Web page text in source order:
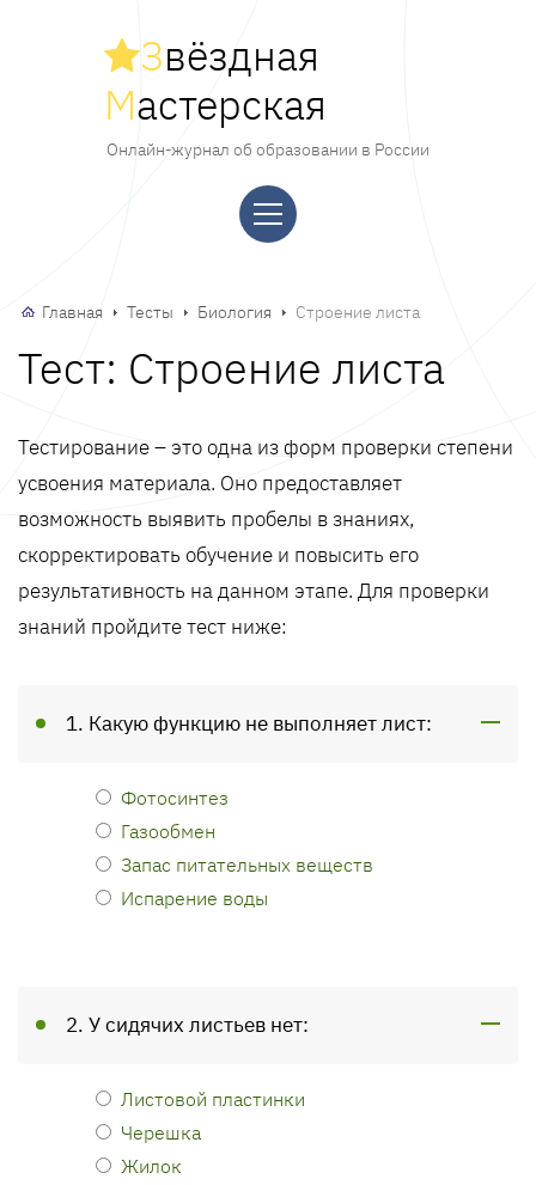
Звёздная
Мастерская
Онлайн-журнал об образовании в России
Главная Тесты Биология Строение листа
Тест: Строение листа
Тестирование – это одна из форм проверки степени
усвоения материала. Оно предоставляет
возможность выявить пробелы в знаниях,
скорректировать обучение и повысить его
результативность на данном этапе. Для проверки
знаний пройдите тест ниже:
1. Какую функцию не выполняет лист:
Фотосинтез
Газообмен
Запас питательных веществ
Испарение воды
2. У сидячих листьев нет:
Листовой пластинки
Черешка
Жилок